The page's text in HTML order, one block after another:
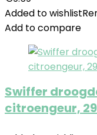
Added to wishlist
Add to compare
Swiffer
citroengeur,